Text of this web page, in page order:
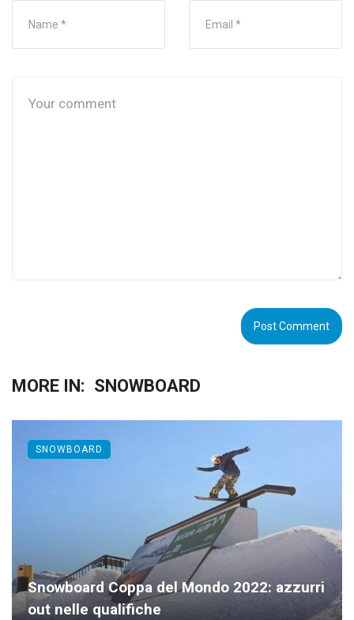
MORE IN: SNOWBOARD
Snowboard Coppa del Mondo 2022: azzurri
out nelle qualifiche
SNOWBOARD